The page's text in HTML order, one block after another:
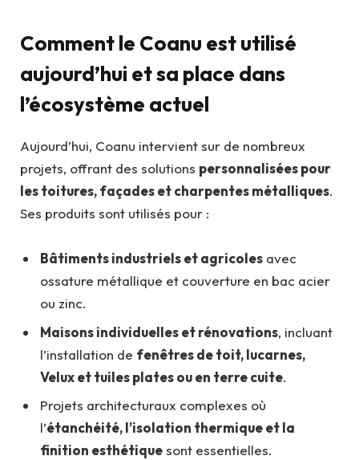
Comment le Coanu est utilisé
aujourd’hui et sa place dans
l’écosystème actuel
Aujourd’hui, Coanu intervient sur de nombreux
projets, offrant des solutions personnalisées pour
les toitures, façades et charpentes métalliques.
Ses produits sont utilisés pour :
Bâtiments industriels et agricoles avec
ossature métallique et couverture en bac acier
ou zinc.
Maisons individuelles et rénovations, incluant
l’installation de fenêtres de toit, lucarnes,
Velux et tuiles plates ou en terre cuite.
Projets architecturaux complexes où
l’étanchéité, l’isolation thermique et la
finition esthétiquesont essentielles.